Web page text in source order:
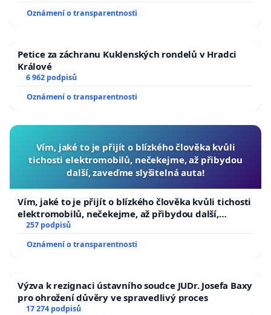
Oznámení o transparentnosti
Petice za záchranu Kuklenských rondelů v Hradci
Králové
6 962 podpisů
Oznámení o transparentnosti
Vím, jaké to je přijít o blízkého člověka kvůli
tichosti elektromobilů, nečekejme, až přibydou
další, zaveďme slyšitelná auta!
Vím, jaké to je přijít o blízkého člověka kvůli tichosti
elektromobilů, nečekejme, až přibydou další,
zaveďme slyšitelná auta!
257 podpisů
Oznámení o transparentnosti
Výzva k rezignaci ústavního soudce JUDr. Josefa Baxy
pro ohrožení důvěry ve spravedlivý proces
17 274 podpisů